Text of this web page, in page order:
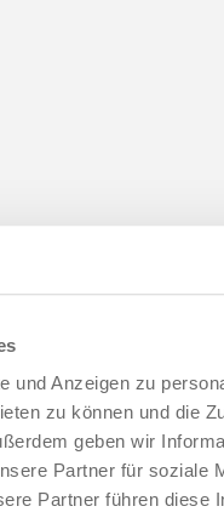
und Anzeigen zu
zu können und die
geben wir
Partner für soziale
Partner führen diese